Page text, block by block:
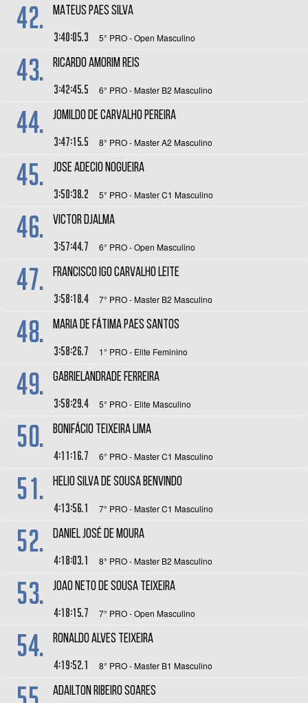
42. MATEUS PAES SILVA
3:40:05.3 5° PRO - Open Masculino
43. RICARDO AMORIM REIS
3:42:45.5 6° PRO - Master B2 Masculino
44. JOMILDO DE CARVALHO PEREIRA
3:47:15.5 8° PRO - Master A2 Masculino
45. JOSE ADECIO NOGUEIRA
3:50:38.2 5° PRO - Master C1 Masculino
46. VICTOR DJALMA
3:57:44.7 6° PRO - Open Masculino
47. FRANCISCO IGO CARVALHO LEITE
3:58:18.4 7° PRO - Master B2 Masculino
48. MARIA DE FÁTIMA PAES SANTOS
3:58:26.7 1° PRO - Elite Feminino
49. GABRIELANDRADE FERREIRA
3:58:29.4 5° PRO - Elite Masculino
50. BONIFÁCIO TEIXEIRA LIMA
4:11:16.7 6° PRO - Master C1 Masculino
51. HELIO SILVA DE SOUSA BENVINDO
4:13:56.1 7° PRO - Master C1 Masculino
52. DANIEL JOSÉ DE MOURA
4:18:03.1 8° PRO - Master B2 Masculino
53. JOAO NETO DE SOUSA TEIXEIRA
4:18:15.7 7° PRO - Open Masculino
54. RONALDO ALVES TEIXEIRA
4:19:52.1 8° PRO - Master B1 Masculino
ADAILTON RIBEIRO SOARES